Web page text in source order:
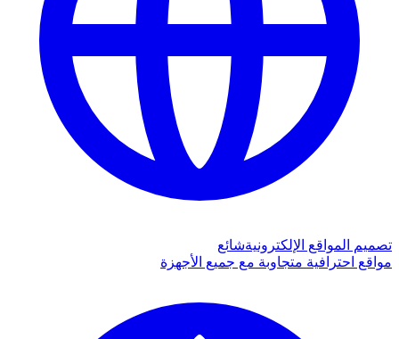
تصميم المواقع الإلكترونيةشائع
مواقع احترافية متجاوبة مع جميع الأجهزة